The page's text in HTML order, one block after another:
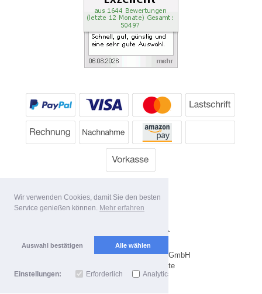
Wir verwenden Cookies, damit Sie den besten
Service genießen können. Mehr erfahren
Auswahl bestätigen Alle wählen
Einstellungen: Erforderlich Analytics
Lieferbedingungen
Copyright 2026 by Dartpoint GmbH
Mobile Shop by Shopgate